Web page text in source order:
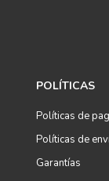
POLÍTICAS
Políticas de
Políticas de
Garantías